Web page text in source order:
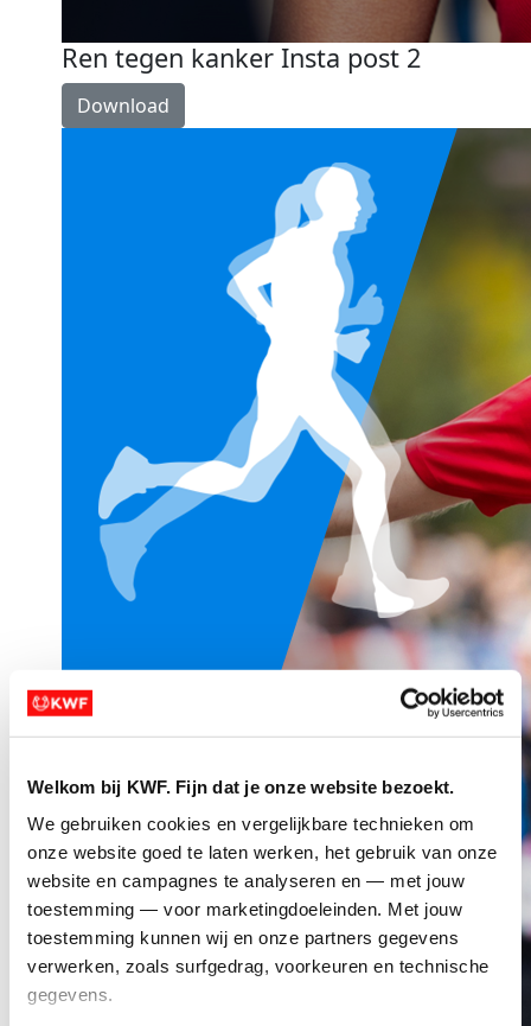
Welkom bij KWF. Fijn dat je onze website bezoekt.
We gebruiken cookies en vergelijkbare technieken om
onze website goed te laten werken, het gebruik van onze
website en campagnes te analyseren en — met jouw
toestemming — voor marketingdoeleinden. Met jouw
toestemming kunnen wij en onze partners gegevens
verwerken, zoals surfgedrag, voorkeuren en technische
gegevens.
Ren tegen kanker Insta post 2
Download